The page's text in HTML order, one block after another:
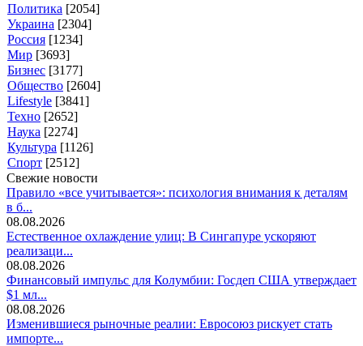
Политика [2054]
Украина [2304]
Россия [1234]
Мир [3693]
Бизнес [3177]
Общество [2604]
Lifestyle [3841]
Техно [2652]
Наука [2274]
Культура [1126]
Спорт [2512]
Свежие новости
Правило «все учитывается»: психология внимания к деталям
в б...
08.08.2026
Естественное охлаждение улиц: В Сингапуре ускоряют
реализаци...
08.08.2026
Финансовый импульс для Колумбии: Госдеп США утверждает
$1 мл...
08.08.2026
Изменившиеся рыночные реалии: Евросоюз рискует стать
импорте...